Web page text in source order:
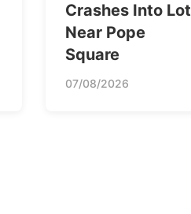
Crashes Into Lot
Near Pope
Square
07/08/2026